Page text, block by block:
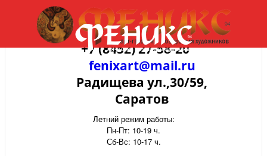
+7 (8452) 27-58-20
fenixart@mail.ru
Радищева ул.,30/59,
Саратов
Летний режим работы:
Пн-Пт: 10-19 ч.
Сб-Вс: 10-17 ч.